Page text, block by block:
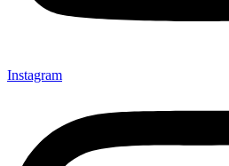
Instagram